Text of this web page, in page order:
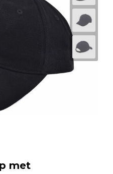
met